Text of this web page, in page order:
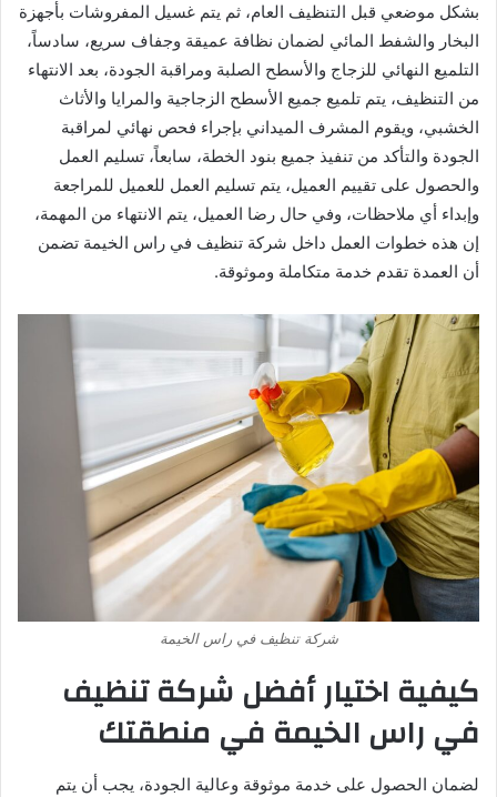
بشكل موضعي قبل التنظيف العام، ثم يتم غسيل المفروشات بأجهزة
البخار والشفط المائي لضمان نظافة عميقة وجفاف سريع، سادساً،
التلميع النهائي للزجاج والأسطح الصلبة ومراقبة الجودة، بعد الانتهاء
من التنظيف، يتم تلميع جميع الأسطح الزجاجية والمرايا والأثاث
الخشبي، ويقوم المشرف الميداني بإجراء فحص نهائي لمراقبة
الجودة والتأكد من تنفيذ جميع بنود الخطة، سابعاً، تسليم العمل
والحصول على تقييم العميل، يتم تسليم العمل للعميل للمراجعة
وإبداء أي ملاحظات، وفي حال رضا العميل، يتم الانتهاء من المهمة،
إن هذه خطوات العمل داخل شركة تنظيف في راس الخيمة تضمن
أن العمدة تقدم خدمة متكاملة وموثوقة.
شركة تنظيف في راس الخيمة
كيفية اختيار أفضل شركة تنظيف
في راس الخيمة في منطقتك
لضمان الحصول على خدمة موثوقة وعالية الجودة، يجب أن يتم